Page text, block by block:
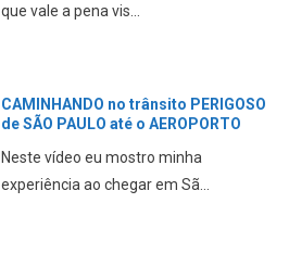
que vale a pena vis...
CAMINHANDO no trânsito PERIGOSO
de SÃO PAULO até o AEROPORTO
Neste vídeo eu mostro minha
experiência ao chegar em Sã...